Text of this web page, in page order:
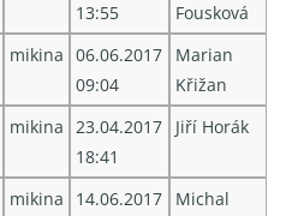
13:55
Fousková
mikina 06.06.2017
09:04
Marian
Křižan
mikina 23.04.2017
18:41
Jiří Horák
mikina
14.06.2017
Michal